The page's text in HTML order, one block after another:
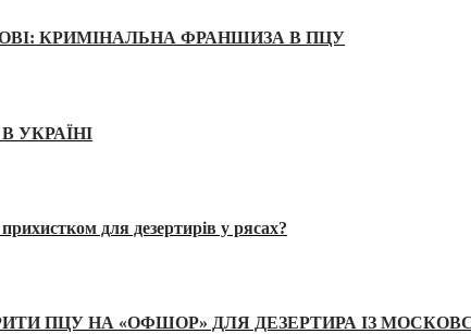
КРИМІНАЛЬНА ФРАНШИЗА В ПЦУ
УКРАЇНІ
для дезертирів у рясах?
ПЦУ НА «ОФШОР» ДЛЯ ДЕЗЕРТИРА ІЗ